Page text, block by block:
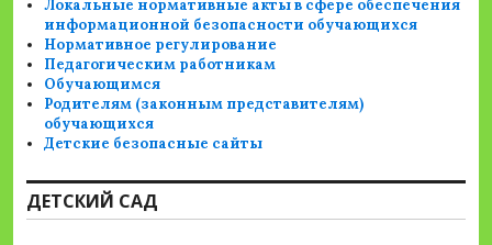
Локальные нормативные акты в сфере обеспечения
информационной безопасности обучающихся
Нормативное регулирование
Педагогическим работникам
Обучающимся
Родителям (законным представителям)
обучающихся
Детские безопасные сайты
ДЕТСКИЙ САД